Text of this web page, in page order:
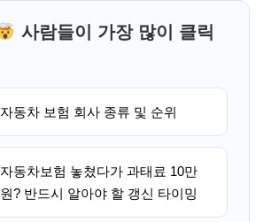
사람들이 가장 많이 클릭
자동차 보험 회사 종류 및 순위
자동차보험 놓쳤다가 과태료 10만
원? 반드시 알아야 할 갱신 타이밍